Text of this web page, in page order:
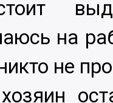
на
не